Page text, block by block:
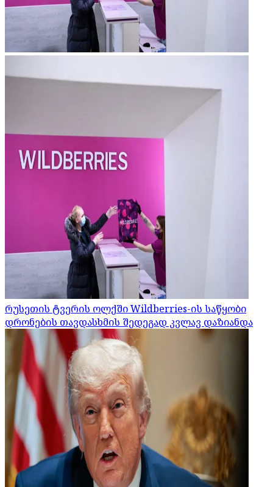
რუსეთის ტვერის ოლქში Wildberries-ის საწყობი
დრონების თავდასხმის შედეგად კვლავ დაზიანდა